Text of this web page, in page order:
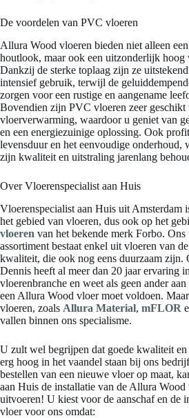
De voordelen van PVC vloeren
Allura Wood vloeren bieden niet alleen
houtlook, maar ook een uitzonderlijk hoog
Dankzij de sterke toplaag zijn ze uitstekend
intensief gebruik, terwijl de
zorgen voor een rustige en aangename
Bovendien zijn PVC vloeren zeer geschikt
vloerverwarming, waardoor u geniet van
en een energiezuinige oplossing. Ook
levensduur en het eenvoudige onderhoud,
zijn kwaliteit en uitstraling jarenlang
Over Vloerenspecialist aan Huis
Vloerenspecialist aan Huis uit Amsterdam
het gebied van vloeren, dus ook op het
vloeren van het bekende merk Forbo.
assortiment bestaat enkel uit vloeren van
kwaliteit, die ook nog eens duurzaam zijn.
Dennis heeft al meer dan 20 jaar ervaring
vloerenbranche en weet als geen ander
een Allura Wood vloer moet voldoen.
vloeren, zoals Allura Material, mFLOR
vallen binnen ons specialisme.
U zult wel begrijpen dat goede kwaliteit
erg hoog in het vaandel staan bij ons
bestellen van een nieuwe vloer op maat,
aan Huis de installatie van de Allura
uitvoeren! U kiest voor de aanschaf en de
vloer voor ons omdat: